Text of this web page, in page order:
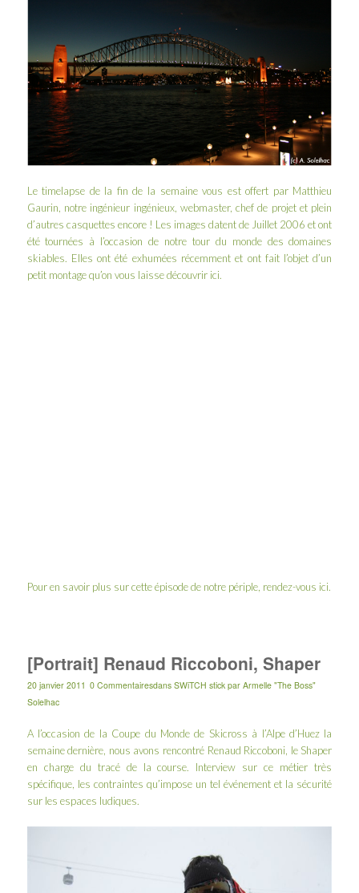
Le timelapse de la fin de la semaine vous est offert par Matthieu
Gaurin, notre ingénieur ingénieux, webmaster, chef de projet et plein
d’autres casquettes encore ! Les images datent de Juillet 2006 et ont
été tournées à l’occasion de notre tour du monde des domaines
skiables. Elles ont été exhumées récemment et ont fait l’objet d’un
petit montage qu’on vous laisse découvrir ici.
Pour en savoir plus sur cette épisode de notre périple, rendez-vous ici.
[Portrait] Renaud Riccoboni, Shaper
20 janvier 2011 0 Commentairesdans SWiTCH stick par Armelle "The Boss"
Solelhac
A l’occasion de la Coupe du Monde de Skicross à l’Alpe d’Huez la
semaine dernière , nous avons rencontré Renaud Riccoboni, le Shaper
en charge du tracé de la course. Interview sur ce métier très
spécifique, les contraintes qu’impose un tel événement et la sécurité
sur les espaces ludiques.